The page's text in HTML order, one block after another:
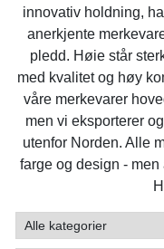
innovativ holdning,
anerkjente
pledd. Høie står
med kvalitet og høy
våre merkevarer
men vi eksporterer
utenfor Norden. Alle
farge og design -